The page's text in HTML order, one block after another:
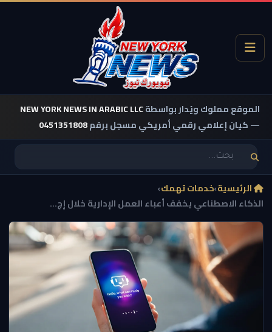
الموقع مملوك ويُدار بواسطةNEW YORK NEWS IN ARABIC LLC
— كيان إعلامي رقمي أمريكي مسجل برقم0451351808
الرئيسية›خدمات تهمك›
الذكاء الاصطناعي يخفف أعباء العمل الإدارية خلال إج...